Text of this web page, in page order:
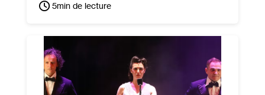
5min de lecture